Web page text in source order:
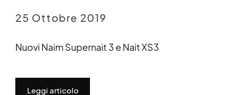
25 Ottobre 2019
Nuovi Naim Supernait 3 e Nait XS3
Leggi articolo